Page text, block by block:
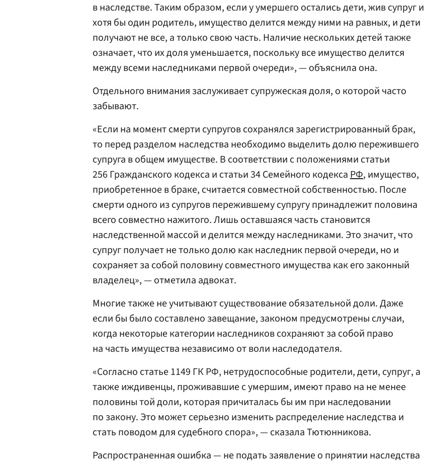
в наследстве. Таким образом, если у умершего остались дети, жив супруг и
хотя бы один родитель, имущество делится между ними на равных, и дети
получают не все, а только свою часть. Наличие нескольких детей также
означает, что их доля уменьшается, поскольку все имущество делится
между всеми наследниками первой очереди», — объяснила она.
Отдельного внимания заслуживает супружеская доля, о которой часто
забывают.
«Если на момент смерти супругов сохранялся зарегистрированный брак,
то перед разделом наследства необходимо выделить долю пережившего
супруга в общем имуществе. В соответствии с положениями статьи
256 Гражданского кодекса и статьи 34 Семейного кодексаРФ, имущество,
приобретенное в браке, считается совместной собственностью. После
смерти одного из супругов пережившему супругу принадлежит половина
всего совместно нажитого. Лишь оставшаяся часть становится
наследственной массой и делится между наследниками. Это значит, что
супруг получает не только долю как наследник первой очереди, но и
сохраняет за собой половину совместного имущества как его законный
владелец», — отметила адвокат.
Многие также не учитывают существование обязательной доли. Даже
если бы было составлено завещание, законом предусмотрены случаи,
когда некоторые категории наследников сохраняют за собой право
на часть имущества независимо от воли наследодателя.
«Согласно статье 1149 ГК РФ, нетрудоспособные родители, дети, супруг, а
также иждивенцы, проживавшие с умершим, имеют право на не менее
половины той доли, которая причиталась бы им при наследовании
по закону. Это может серьезно изменить распределение наследства и
стать поводом для судебного спора», — сказала Тютюнникова.
Распространенная ошибка — не подать заявление о принятии наследства